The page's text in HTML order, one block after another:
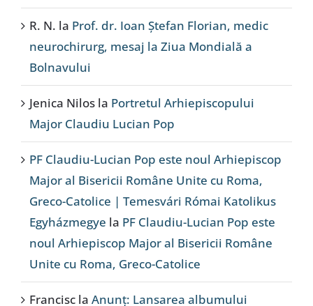
R. N. la Prof. dr. Ioan Ștefan Florian, medic
neurochirurg, mesaj la Ziua Mondială a
Bolnavului
Jenica Nilos la Portretul Arhiepiscopului
Major Claudiu Lucian Pop
PF Claudiu-Lucian Pop este noul Arhiepiscop
Major al Bisericii Române Unite cu Roma,
Greco-Catolice | Temesvári Római Katolikus
Egyházmegye la PF Claudiu-Lucian Pop este
noul Arhiepiscop Major al Bisericii Române
Unite cu Roma, Greco-Catolice
Francisc la Anunț: Lansarea albumului